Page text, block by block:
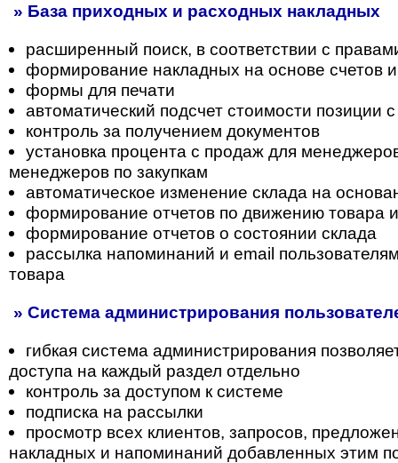
» База приходных и расходных накладных
расширенный поиск, в соответствии с
формирование накладных на основе счетов и
формы для печати
автоматический подсчет стоимости позиции
контроль за получением документов
установка процента с продаж для
менеджеров по закупкам
автоматическое изменение склада на
формирование отчетов по движению товара
формирование отчетов о состоянии склада
рассылка напоминаний и email
товара
» Система администрирования
гибкая система администрирования
доступа на каждый раздел отдельно
контроль за доступом к системе
подписка на рассылки
просмотр всех клиентов, запросов,
накладных и напоминаний добавленных этим